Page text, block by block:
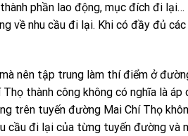
phần lao động, mục đích đi
về nhu cầu đi lại. Khi có đầy đủ
nên tập trung làm thí điểm ở
thành công không có nghĩa là
trên tuyến đường Mai Chí Thọ
cầu đi lại của từng tuyến đường và